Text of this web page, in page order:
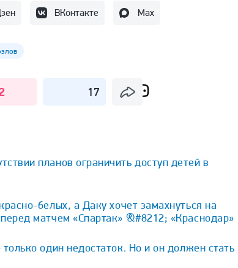
ВКонтакте Max
17
планов ограничить доступ детей в
белых, а Даку хочет замахнуться на
матчем «Спартак» &#8212; «Краснодар»
один недостаток. Но и он должен стать